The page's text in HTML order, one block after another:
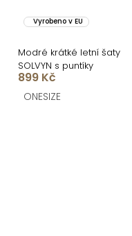
Vyrobeno v EU
Modré krátké letní šaty
SOLVYN s puntíky
899 Kč
ONESIZE